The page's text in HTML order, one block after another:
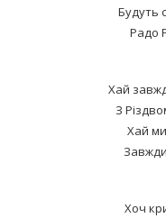
Будуть
Радо
Хай
З
Хай
Хоч